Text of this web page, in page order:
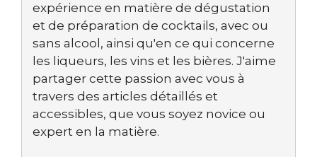
expérience en matière de dégustation
et de préparation de cocktails, avec ou
sans alcool, ainsi qu'en ce qui concerne
les liqueurs, les vins et les bières. J'aime
partager cette passion avec vous à
travers des articles détaillés et
accessibles, que vous soyez novice ou
expert en la matière.